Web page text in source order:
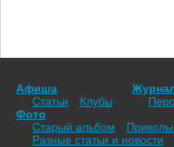
Афиша
Статьи
Клубы
Фото
Старый альбом
Разные статьи и новости